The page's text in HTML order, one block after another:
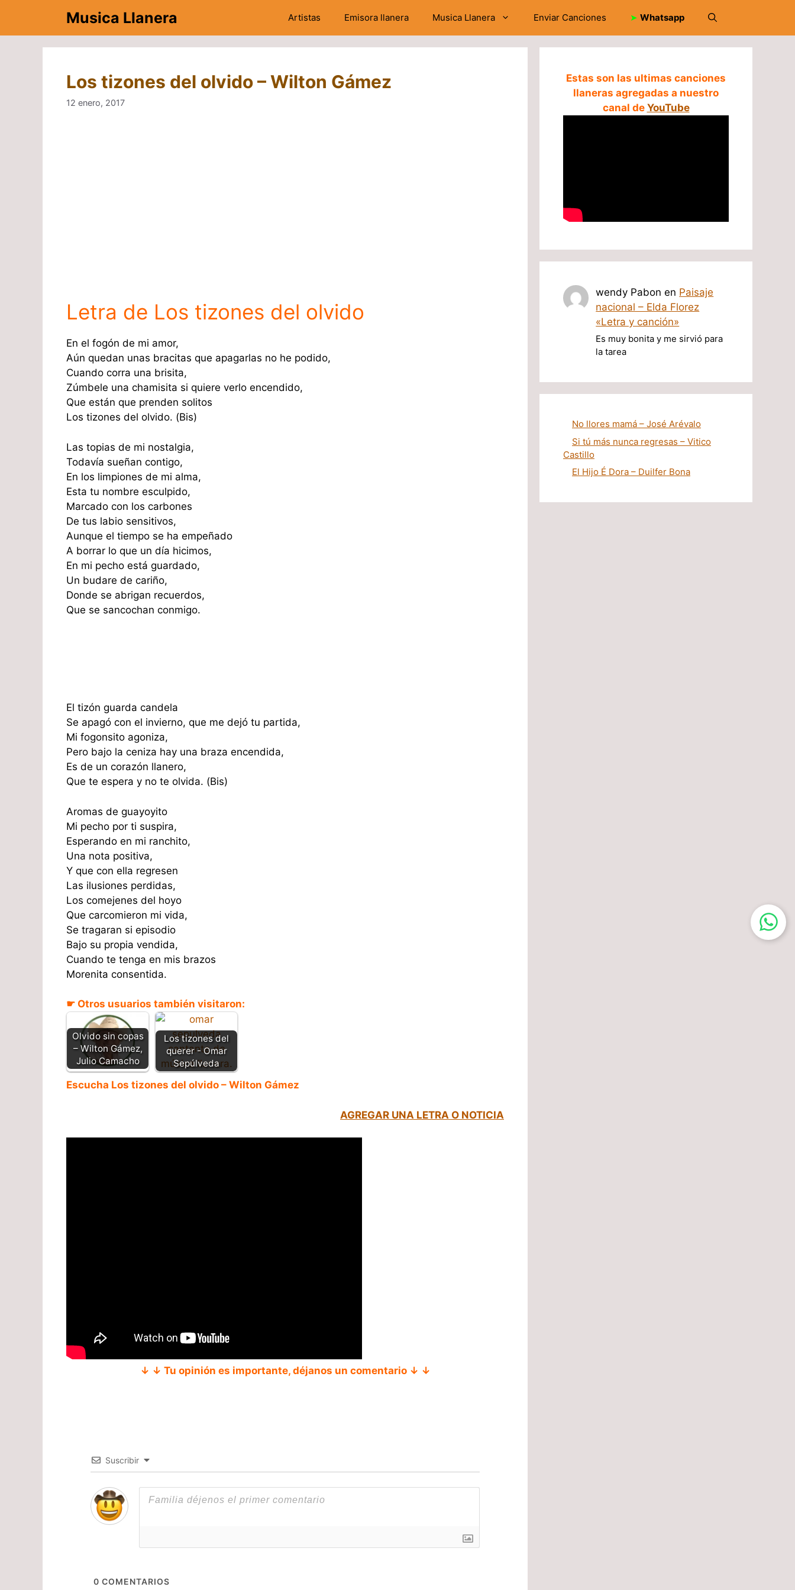
contenido
Musica Llanera Artistas Emisora llanera Musica Llanera Enviar Canciones ➤ Whatsapp
Los tizones del olvido – Wilton Gámez
12 enero, 2017
Letra de Los tizones del olvido
En el fogón de mi amor,
Aún quedan unas bracitas que apagarlas no he podido,
Cuando corra una brisita,
Zúmbele una chamisita si quiere verlo encendido,
Que están que prenden solitos
Los tizones del olvido. (Bis)
Las topias de mi nostalgia,
Todavía sueñan contigo,
En los limpiones de mi alma,
Esta tu nombre esculpido,
Marcado con los carbones
De tus labio sensitivos,
Aunque el tiempo se ha empeñado
A borrar lo que un día hicimos,
En mi pecho está guardado,
Un budare de cariño,
Donde se abrigan recuerdos,
Que se sancochan conmigo.
El tizón guarda candela
Se apagó con el invierno, que me dejó tu partida,
Mi fogonsito agoniza,
Pero bajo la ceniza hay una braza encendida,
Es de un corazón llanero,
Que te espera y no te olvida. (Bis)
Aromas de guayoyito
Mi pecho por ti suspira,
Esperando en mi ranchito,
Una nota positiva,
Y que con ella regresen
Las ilusiones perdidas,
Los comejenes del hoyo
Que carcomieron mi vida,
Se tragaran si episodio
Bajo su propia vendida,
Cuando te tenga en mis brazos
Morenita consentida.
☛ Otros usuarios también visitaron:
Olvido sin copas
– Wilton Gámez,
Julio Camacho
Los tizones del
querer - Omar
Sepúlveda
Escucha Los tizones del olvido – Wilton Gámez
AGREGAR UNA LETRA O NOTICIA
↓ ↓ Tu opinión es importante, déjanos un comentario ↓ ↓
Suscribir
0 COMENTARIOS
Estas son las ultimas canciones
llaneras agregadas a nuestro
canal de YouTube
wendy Pabon en Paisaje
nacional – Elda Florez
«Letra y canción»
Es muy bonita y me sirvió para
la tarea
No llores mamá – José Arévalo
Si tú más nunca regresas – Vitico
Castillo
El Hijo É Dora – Duilfer Bona